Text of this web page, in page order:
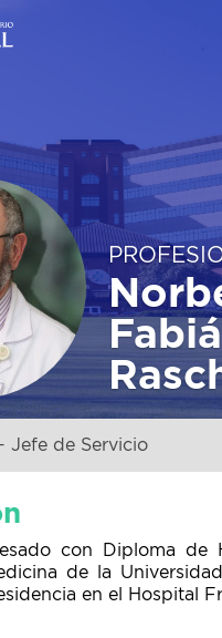
- Jefe de Servicio
con Diploma de
de la
en el Hospital